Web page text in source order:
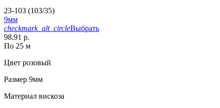
23-103 (103/35)
9мм
checkmark_alt_circleВыбрать
98.91 р.
По 25 м
Цвет розовый
Размер 9мм
Материал вискоза